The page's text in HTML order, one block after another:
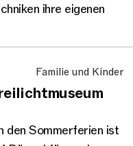
ihre eigenen
Familie und Kinder
den Sommerferien ist